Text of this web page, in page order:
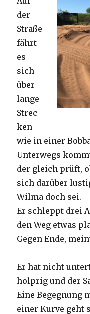
der
Straße
fährt
es
sich
über
lange
Strec
ken
wie in einer
Unterwegs
der gleich prüft,
sich darüber
Wilma doch sei.
Er schleppt drei
den Weg etwas
Gegen Ende,
Er hat nicht
holprig und der
Eine Begegnung
einer Kurve geht